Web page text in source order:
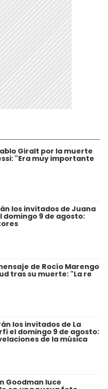
Giralt por la muerte
"Era muy importante
los invitados de Juana
domingo 9 de agosto:
de Rocío Marengo
tras su muerte: "La re
los invitados de La
el domingo 9 de agosto:
de la música
Goodman luce